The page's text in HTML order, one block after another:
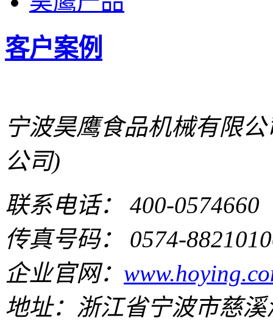
客户案例
宁波昊鹰食品机械有限公
公司)
联系电话： 400-0574660
传真号码： 0574-
企业官网：
地址：浙江省宁波市慈